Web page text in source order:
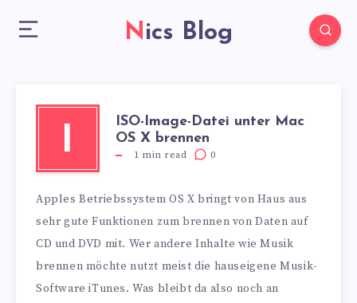
Nics Blog
I
ISO-Image-Datei unter Mac
OS X brennen
1 min read 0
Apples Betriebssystem OS X bringt von Haus aus
sehr gute Funktionen zum brennen von Daten auf
CD und DVD mit. Wer andere Inhalte wie Musik
brennen möchte nutzt meist die hauseigene Musik-
Software iTunes. Was bleibt da also noch an